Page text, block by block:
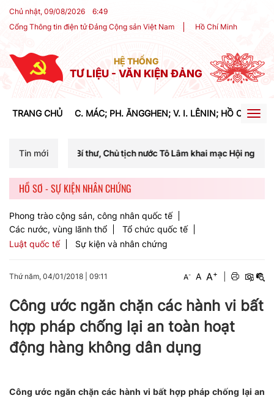
Chủ nhật, 09/08/2026 6:49
Cổng Thông tin điện tử Đảng Cộng sản Việt Nam
Hồ Chí Minh
HỆ THỐNG
TƯ LIỆU - VĂN KIỆN ĐẢNG
TRANG CHỦ C. MÁC; PH. ĂNGGHEN; V. I. LÊNIN; HỒ CHÍ
Tin mới
Chủ tịch nước Tô Lâm khai mạc Hội nghị Trung ương lần thứ ba
HỒ SƠ - SỰ KIỆN NHÂN CHỨNG
Phong trào cộng sản, công nhân quốc tế
Các nước, vùng lãnh thổ
Tổ chức quốc tế
Luật quốc tế
Sự kiện và nhân chứng
Thứ năm, 04/01/2018 09:11 A- A A+
Công ước ngăn chặn các hành vi bất
hợp pháp chống lại an toàn hoạt
động hàng không dân dụng
Công ước ngăn chặn các hành vi bất hợp pháp chống lại an